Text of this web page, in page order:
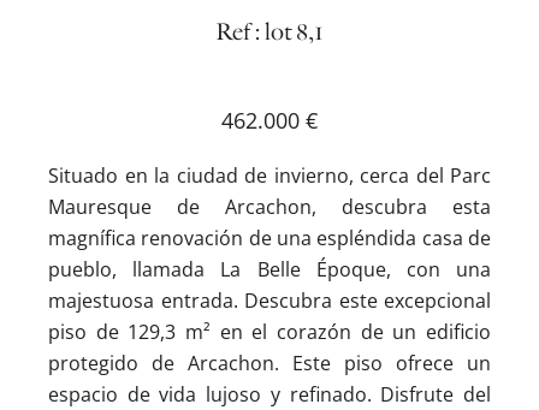
Ref : lot 8,1
462.000 €
Situado en la ciudad de invierno, cerca del Parc
Mauresque de Arcachon, descubra esta
magnífica renovación de una espléndida casa de
pueblo, llamada La Belle Époque, con una
majestuosa entrada. Descubra este excepcional
piso de 129,3 m² en el corazón de un edificio
protegido de Arcachon. Este piso ofrece un
espacio de vida lujoso y refinado. Disfrute del